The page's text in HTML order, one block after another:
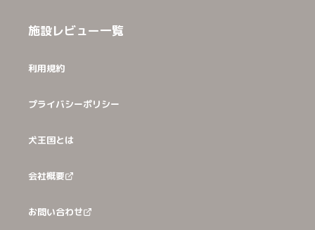
施設レビュー一覧
利用規約
プライバシーポリシー
犬王国とは
会社概要
お問い合わせ